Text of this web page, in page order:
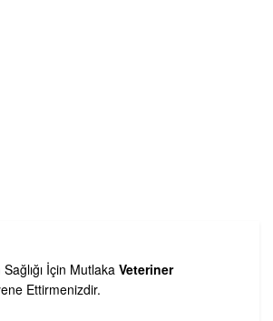
Sağlığı İçin Mutlaka Veteriner
Ettirmenizdir.